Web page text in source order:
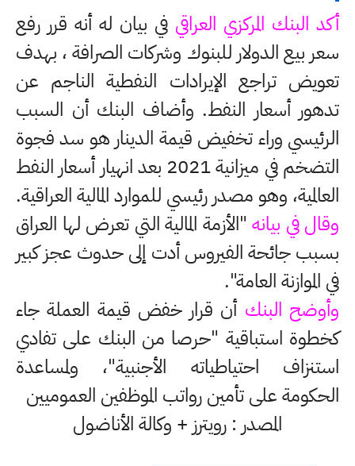
أكد البنك المركزي العراقي في بيان له أنه قرر رفع
سعر بيع الدولار للبنوك وشركات الصرافة ، بهدف
تعويض تراجع الإيرادات النفطية الناجم عن
تدهور أسعار النفط. وأضاف البنك أن السبب
الرئيسي وراء تخفيض قيمة الدينار هو سد فجوة
التضخم في ميزانية 2021 بعد انهيار أسعار النفط
العالمية، وهو مصدر رئيسي للموارد المالية العراقية.
وقال في بيانه "الأزمة المالية التي تعرض لها العراق
بسبب جائحة الفيروس أدت إلى حدوث عجز كبير
في الموازنة العامة".
وأوضح البنك أن قرار خفض قيمة العملة جاء
كخطوة استباقية "حرصا من البنك على تفادي
استنزاف احتياطياته الأجنبية"، ولمساعدة
الحكومة على تأمين رواتب الموظفين العموميين
المصدر : رويترز + وكالة الأناضول